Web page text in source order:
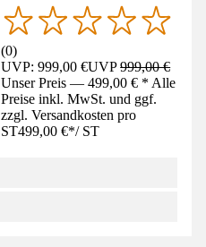
(0)
UVP: 999,00 €UVP999,00 €
Unser Preis — 499,00 € * Alle
Preise inkl. MwSt. und ggf.
zzgl. Versandkosten pro
ST499,00 €*/ ST